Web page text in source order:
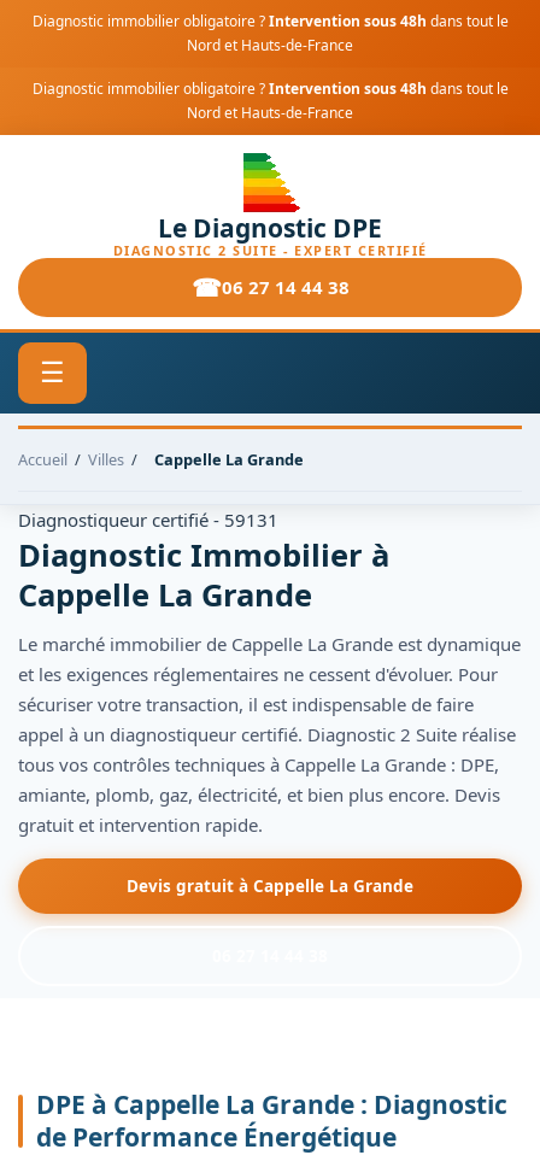
Diagnostic immobilier obligatoire ?Intervention sous 48h dans tout le
Nord et Hauts-de-France
Diagnostic immobilier obligatoire ?Intervention sous 48h dans tout le
Nord et Hauts-de-France
Le Diagnostic DPE
DIAGNOSTIC 2 SUITE - EXPERT CERTIFIÉ
06 27 14 44 38
☰
Accueil / Villes / Cappelle La Grande
Diagnostiqueur certifié - 59131
Diagnostic Immobilier à
Cappelle La Grande
Le marché immobilier de Cappelle La Grande est dynamique
et les exigences réglementaires ne cessent d'évoluer. Pour
sécuriser votre transaction, il est indispensable de faire
appel à un diagnostiqueur certifié. Diagnostic 2 Suite réalise
tous vos contrôles techniques à Cappelle La Grande : DPE,
amiante, plomb, gaz, électricité, et bien plus encore. Devis
gratuit et intervention rapide.
Devis gratuit à Cappelle La Grande
DPE à Cappelle La Grande : Diagnostic
de Performance Énergétique